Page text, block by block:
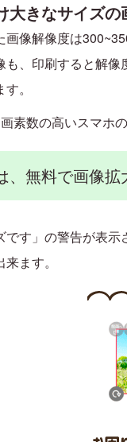
大きなサイズの
画像解像度は
も、印刷すると解
。
素数の高いスマホ
、無料で画像拡
です」の警告が表
ます。